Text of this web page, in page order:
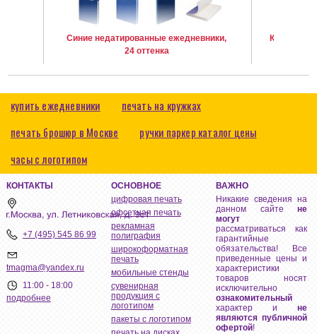
Синие недатированные ежедневники,
24 оттенка
Красные
купить ежедневники
печать на кружках
печать брошюр в Москве
ручки паркер каталог цены
часы с логотипом
КОНТАКТЫ
+7 (495) 545 86 99
tmagma@yandex.ru
11:00 - 18:00
подробнее
ОСНОВНОЕ
цифровая печать
офсетная печать
рекламная
полиграфия
широкоформатная
печать
мобильные стенды
сувенирная
продукция с
логотипом
пакеты с логотипом
ВАЖНО
Никакие сведения на
данном сайтене
могут
рассматриваться как
гарантийные
обязательства! Все
приведенные цены и
характеристики
товаров носят
исключительно
ознакомительный
характер ине
являются публичной
офертой!